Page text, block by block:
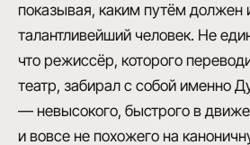
показывая, каким путём должен
талантливейший человек. Не
что режиссёр, которого
театр, забирал с собой именно
— невысокого, быстрого в
и вовсе не похожего на